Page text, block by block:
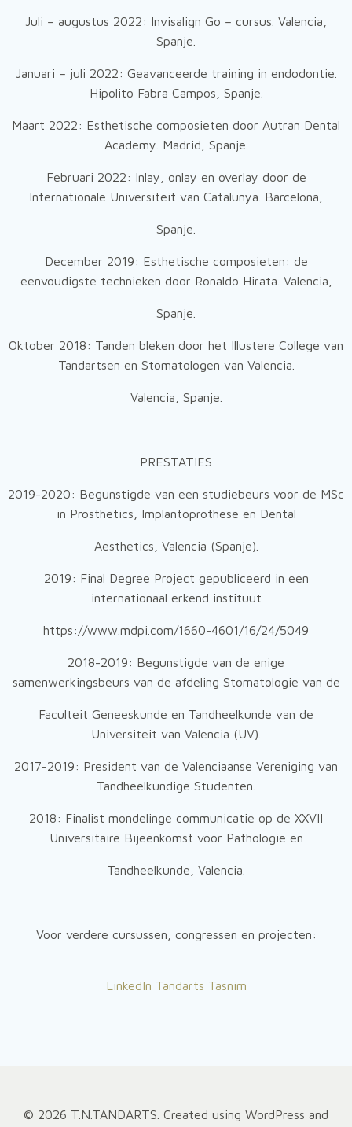
Juli – augustus 2022: Invisalign Go – cursus. Valencia,
Spanje.
Januari – juli 2022: Geavanceerde training in endodontie.
Hipolito Fabra Campos, Spanje.
Maart 2022: Esthetische composieten door Autran Dental
Academy. Madrid, Spanje.
Februari 2022: Inlay, onlay en overlay door de
Internationale Universiteit van Catalunya. Barcelona,
Spanje.
December 2019: Esthetische composieten: de
eenvoudigste technieken door Ronaldo Hirata. Valencia,
Spanje.
Oktober 2018: Tanden bleken door het Illustere College van
Tandartsen en Stomatologen van Valencia.
Valencia, Spanje.
PRESTATIES
2019-2020: Begunstigde van een studiebeurs voor de MSc
in Prosthetics, Implantoprothese en Dental
Aesthetics, Valencia (Spanje).
2019: Final Degree Project gepubliceerd in een
internationaal erkend instituut
https://www.mdpi.com/1660-4601/16/24/5049
2018-2019: Begunstigde van de enige
samenwerkingsbeurs van de afdeling Stomatologie van de
Faculteit Geneeskunde en Tandheelkunde van de
Universiteit van Valencia (UV).
2017-2019: President van de Valenciaanse Vereniging van
Tandheelkundige Studenten.
2018: Finalist mondelinge communicatie op de XXVII
Universitaire Bijeenkomst voor Pathologie en
Tandheelkunde, Valencia.
Voor verdere cursussen, congressen en projecten:
LinkedIn Tandarts Tasnim
© 2026 T.N.TANDARTS. Created using WordPress and